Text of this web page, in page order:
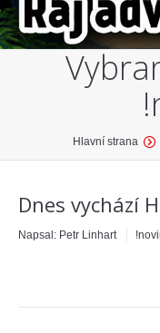
Registrace
Přihlášení
Profil
You are here:Hlavní strana
Dnes vychází
Napsal: Petr Linhart